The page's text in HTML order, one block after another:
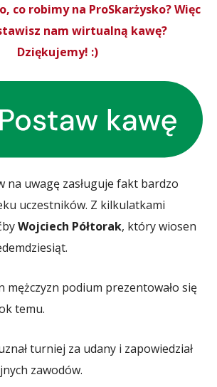
co robimy na ProSkarżysko? Więc
nam wirtualną kawę?
Dziękujemy! :)
na uwagę zasługuje fakt bardzo
uczestników. Z kilkulatkami
Wojciech Półtorak, który wiosen
mężczyzn podium prezentowało się
temu.
turniej za udany i zapowiedział
zawodów.